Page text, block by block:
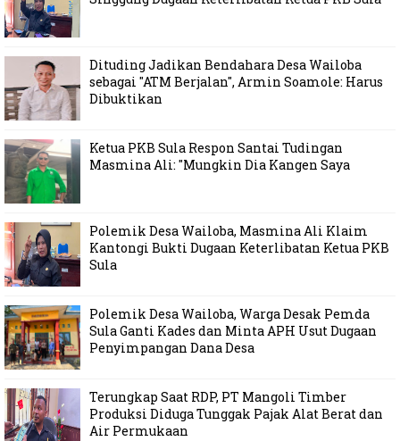
Dituding Jadikan Bendahara Desa Wailoba
sebagai "ATM Berjalan", Armin Soamole: Harus
Dibuktikan
Ketua PKB Sula Respon Santai Tudingan
Masmina Ali: "Mungkin Dia Kangen Saya
Polemik Desa Wailoba, Masmina Ali Klaim
Kantongi Bukti Dugaan Keterlibatan Ketua PKB
Sula
Polemik Desa Wailoba, Warga Desak Pemda
Sula Ganti Kades dan Minta APH Usut Dugaan
Penyimpangan Dana Desa
Terungkap Saat RDP, PT Mangoli Timber
Produksi Diduga Tunggak Pajak Alat Berat dan
Air Permukaan